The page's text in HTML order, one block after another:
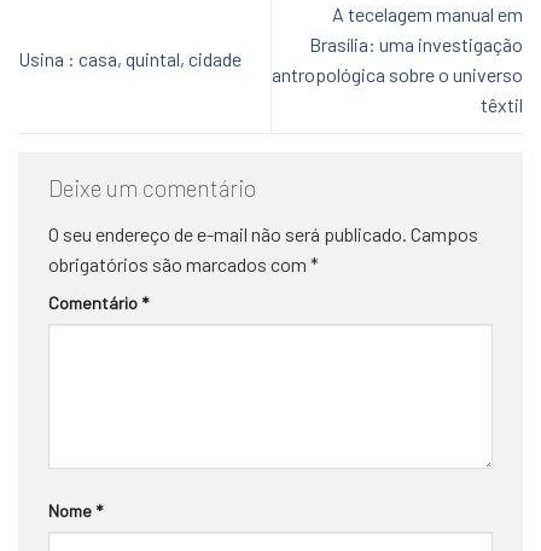
Usina : casa, quintal, cidade
A tecelagem manual em
Brasília: uma investigação
antropológica sobre o universo
têxtil
Deixe um comentário
O seu endereço de e-mail não será publicado. Campos
obrigatórios são marcados com *
Comentário *
Nome *